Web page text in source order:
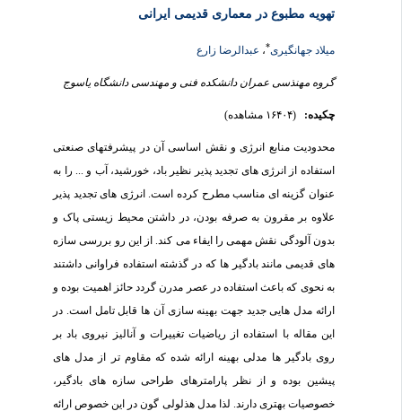
تهویه مطبوع در معماری قدیمی ایرانی
میلاد جهانگیری ،عبدالرضا زارع
گروه مهنذسی عمران دانشکده فنی و مهندسی دانشگاه یاسوج
چکیده: (۱۶۴۰۴ مشاهده)
محدودیت منابع انرژی و نقش اساسی آن در پیشرفتهای صنعتی
استفاده از انرژی های تجدید پذیر نظیر باد، خورشید، آب و ... را به
عنوان گزینه ای مناسب مطرح کرده است. انرژی های تجدید پذیر
علاوه بر مقرون به صرفه بودن، در داشتن محیط زیستی پاک و
بدون آلودگی نقش مهمی را ایفاء می کند. از این رو بررسی سازه
های قدیمی مانند بادگیر ها که در گذشته استفاده فراوانی داشتند
به نحوی که باعث استفاده در عصر مدرن گردد حائز اهمیت بوده و
ارائه مدل هایی جدید جهت بهینه سازی آن ها قابل تامل است. در
این مقاله با استفاده از ریاضیات تغییرات و آنالیز نیروی باد بر
روی بادگیر ها مدلی بهینه ارائه شده که مقاوم تر از مدل های
پیشین بوده و از نظر پارامترهای طراحی سازه های بادگیر،
خصوصیات بهتری دارند. لذا مدل هذلولی گون در این خصوص ارائه